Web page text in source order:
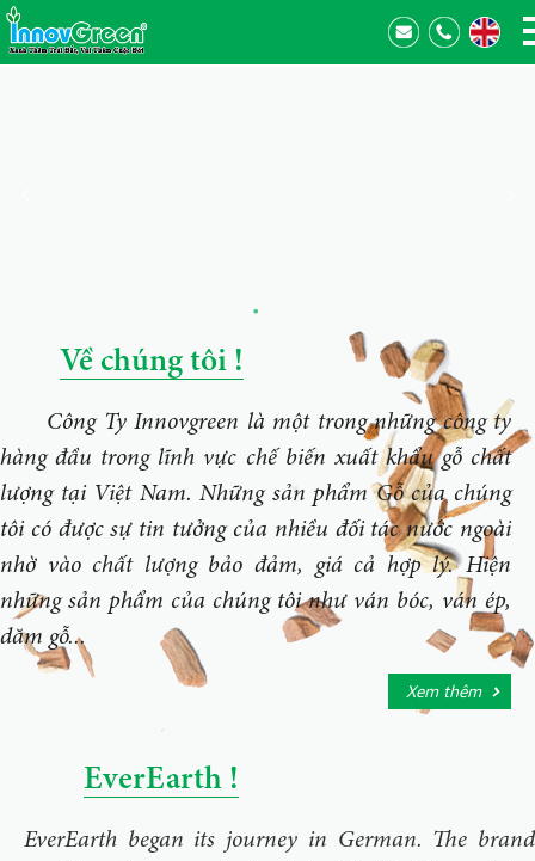
Về chúng tôi !
Công Ty Innovgreen là một trong những công ty
hàng đầu trong lĩnh vực chế biến xuất khẩu gỗ chất
lượng tại Việt Nam. Những sản phẩm Gỗ của chúng
tôi có được sự tin tưởng của nhiều đối tác nước ngoài
nhờ vào chất lượng bảo đảm, giá cả hợp lý. Hiện
những sản phẩm của chúng tôi như ván bóc, ván ép,
dăm gỗ...
Xem thêm
EverEarth !
EverEarth began its journey in German. The brand